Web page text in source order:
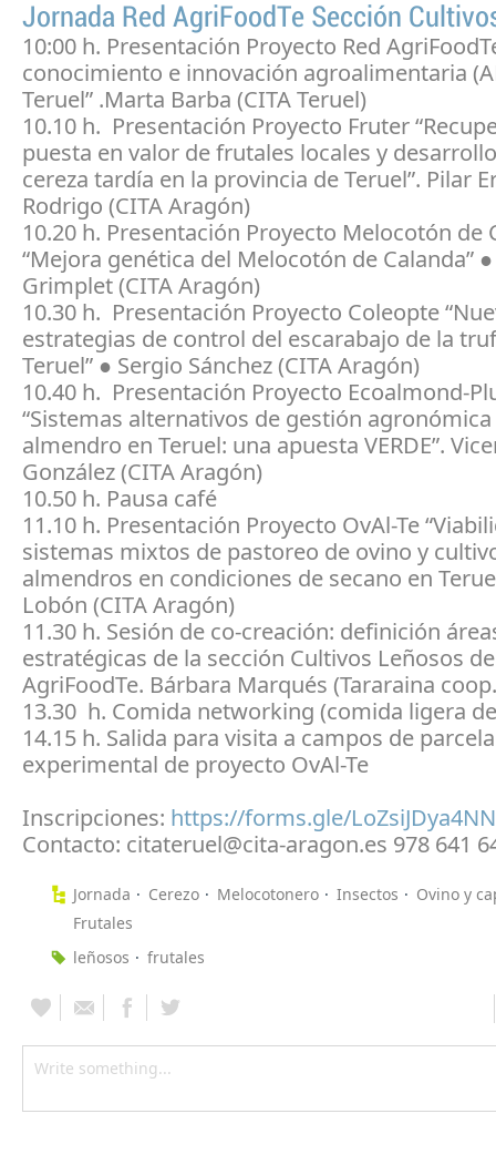
Jornada Red AgriFoodTe Sección
10:00 h. Presentación Proyecto Red
conocimiento e innovación agroalimentaria
Teruel” .Marta Barba (CITA Teruel)
10.10 h. Presentación Proyecto Fruter
puesta en valor de frutales locales y
cereza tardía en la provincia de Teruel”. Pilar
Rodrigo (CITA Aragón)
10.20 h. Presentación Proyecto Melocotón de
“Mejora genética del Melocotón de Calanda”
Grimplet (CITA Aragón)
10.30 h. Presentación Proyecto Coleopte
estrategias de control del escarabajo de la
Teruel” ● Sergio Sánchez (CITA Aragón)
10.40 h. Presentación Proyecto Ecoalmond-
“Sistemas alternativos de gestión
almendro en Teruel: una apuesta VERDE”.
González (CITA Aragón)
10.50 h. Pausa café
11.10 h. Presentación Proyecto OvAl-Te
sistemas mixtos de pastoreo de ovino y
almendros en condiciones de secano en
Lobón (CITA Aragón)
11.30 h. Sesión de co-creación: definición
estratégicas de la sección Cultivos Leñosos
AgriFoodTe. Bárbara Marqués (Tararaina
13.30 h. Comida networking (comida ligera
14.15 h. Salida para visita a campos de parcela
experimental de proyecto OvAl-Te
Inscripciones: https://forms.gle/
Contacto: citateruel@cita-aragon.es 978 641
Jornada Cerezo Melocotonero Insectos
Ovino y
Frutales
leñosos
frutales